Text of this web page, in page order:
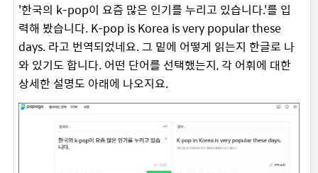
'한국의 k-pop이 요즘 많은 인기를 누리고 있습니다.'를 입
력해 봤습니다. K-pop is Korea is very popular these
days. 라고 번역되었네요. 그 밑에 어떻게 읽는지 한글로 나
와 있기도 합니다. 어떤 단어를 선택했는지, 각 어휘에 대한
상세한 설명도 아래에 나오지요.